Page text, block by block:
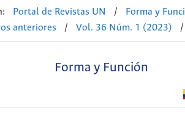
Portal de Revistas UN /
Forma y
anteriores
/ Vol. 36 Núm. 1 (2023) /
Forma y Función